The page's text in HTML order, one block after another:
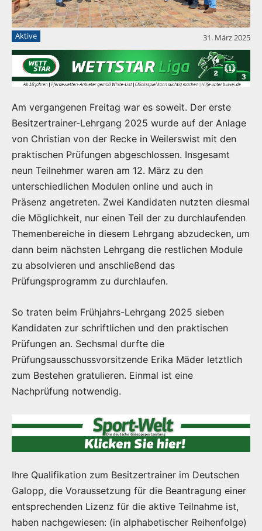
Aktive 31. März 2025
Am vergangenen Freitag war es soweit. Der erste
Besitzertrainer-Lehrgang 2025 wurde auf der Anlage
von Christian von der Recke in Weilerswist mit den
praktischen Prüfungen abgeschlossen. Insgesamt
neun Teilnehmer waren am 12. März zu den
unterschiedlichen Modulen online und auch in
Präsenz angetreten. Zwei Kandidaten nutzten diesmal
die Möglichkeit, nur einen Teil der zu durchlaufenden
Themenbereiche in diesem Lehrgang abzudecken, um
dann beim nächsten Lehrgang die restlichen Module
zu absolvieren und anschließend das
Prüfungsprogramm zu durchlaufen.
So traten beim Frühjahrs-Lehrgang 2025 sieben
Kandidaten zur schriftlichen und den praktischen
Prüfungen an. Sechsmal durfte die
Prüfungsausschussvorsitzende Erika Mäder letztlich
zum Bestehen gratulieren. Einmal ist eine
Nachprüfung notwendig.
Ihre Qualifikation zum Besitzertrainer im Deutschen
Galopp, die Voraussetzung für die Beantragung einer
entsprechenden Lizenz für die aktive Teilnahme ist,
haben nachgewiesen: (in alphabetischer Reihenfolge)